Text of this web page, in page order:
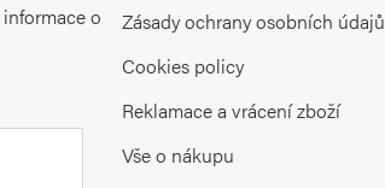
o
Zásady ochrany osobních údajů
Cookies policy
Reklamace a vrácení zboží
Vše o nákupu